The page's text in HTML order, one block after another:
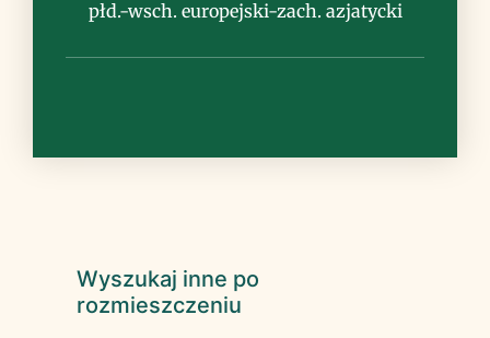
płd.-wsch. europejski-zach. azjatycki
Wyszukaj inne po
rozmieszczeniu